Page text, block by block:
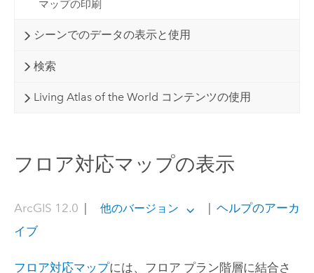
マップの印刷
シーンでのデータの表示と使用
検索
Living Atlas of the World コンテンツの使用
フロア対応マップの表示
ArcGIS 12.0 他のバージョン
ヘルプのアーカ
イブ
フロア対応マップには、フロア プラン階層に結合さ